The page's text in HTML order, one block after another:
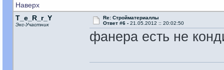
Наверх
T_e_R_r_Y
Экс-Участник
Re: Стройматериаллы
Ответ #6 - 21.05.2012 :: 20:02:50
фанера есть не